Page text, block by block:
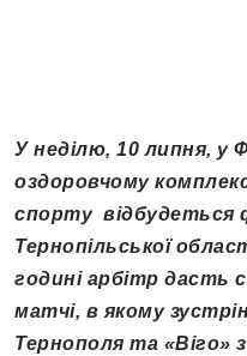
У неділю, 10 липня, у
оздоровчому
спорту відбудеться
Тернопільської
годині арбітр дасть
матчі, в якому
Тернополя та «Віго»